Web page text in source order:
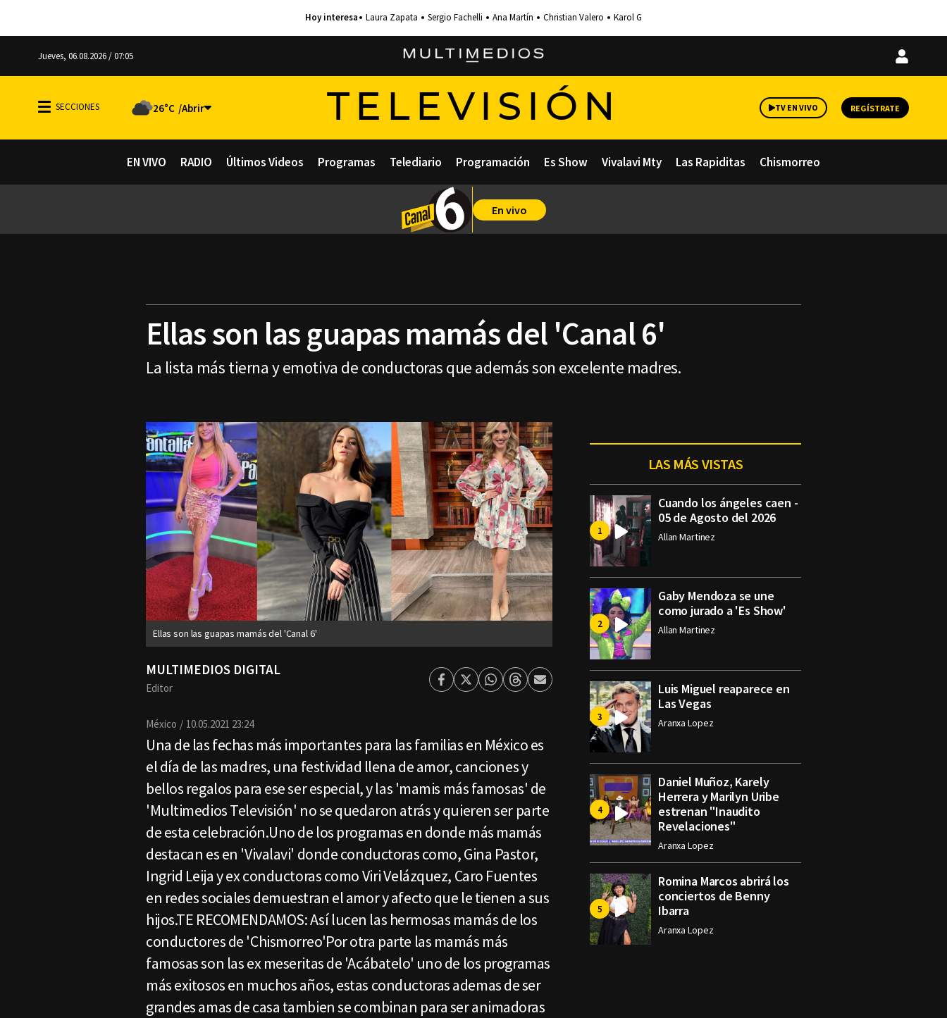
Laura Zapata Sergio Fachelli Ana Martín Christian Valero Karol G
Jueves, 06.08.2026 / 07:05
Iniciar
26°C TELEVISIÓN TV EN VIVO REGÍSTRATE
EN VIVO RADIO Últimos Videos Programas Telediario Programación Es Show Vivalavi Mty Las Rapiditas Chismorreo
En vivo
Ellas son las guapas mamás del 'Canal 6'
La lista más tierna y emotiva de conductoras que además son excelente madres.
Ellas son las guapas mamás del 'Canal 6'
MULTIMEDIOS DIGITAL
Editor Facebook
TwitterWhatsapp
ThreadsEnviar
México 10.05.2021 23:24
Una de las fechas más importantes para las familias en México es
el día de las madres, una festividad llena de amor, canciones y
bellos regalos para ese ser especial, y las 'mamis más famosas' de
'Multimedios Televisión' no se quedaron atrás y quieren ser parte
de esta celebración.Uno de los programas en donde más mamás
destacan es en 'Vivalavi' donde conductoras como, Gina Pastor,
Ingrid Leija y ex conductoras como Viri Velázquez, Caro Fuentes
en redes sociales demuestran el amor y afecto que le tienen a sus
hijos.TE RECOMENDAMOS: Así lucen las hermosas mamás de los
conductores de 'Chismorreo'Por otra parte las mamás más
famosas son las ex meseritas de 'Acábatelo' uno de los programas
más exitosos en muchos años, estas conductoras ademas de ser
grandes amas de casa tambien se combinan para ser animadoras
LAS MÁS VISTAS
Cuando los ángeles caen -
05 de Agosto del 2026
Allan Martinez
Gaby Mendoza se une
como jurado a 'Es Show'
Allan Martinez
Luis Miguel reaparece en
Las Vegas
Aranxa Lopez
Daniel Muñoz, Karely
Herrera y Marilyn Uribe
estrenan "Inaudito
Revelaciones"
Aranxa Lopez
Romina Marcos abrirá los
conciertos de Benny
Ibarra
Aranxa Lopez